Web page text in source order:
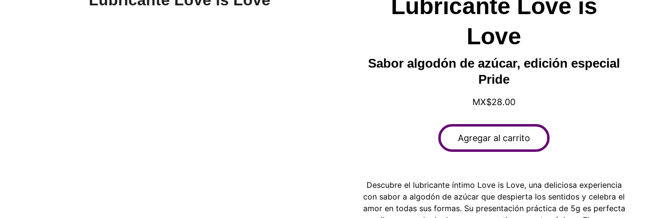
Lubricante Love is
Love
Sabor algodón de azúcar, edición especial
Pride
MX$28.00
Agregar al carrito
Descubre el lubricante íntimo Love is Love, una deliciosa experiencia
con sabor a algodón de azúcar que despierta los sentidos y celebra el
amor en todas sus formas. Su presentación práctica de 5g es perfecta